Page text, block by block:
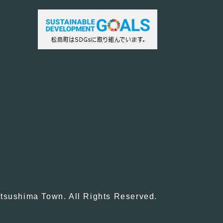
Town. All Rights Reserved.